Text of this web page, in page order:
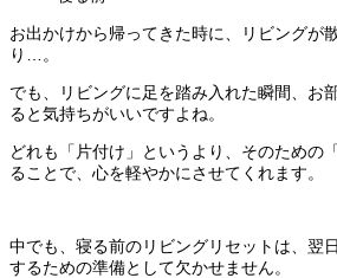
お出かけから帰ってきた時に、リビングが
り…。
でも、リビングに足を踏み入れた瞬間、お
ると気持ちがいいですよね。
どれも「片付け」というより、そのための
ることで、心を軽やかにさせてくれます。
中でも、寝る前のリビングリセットは、翌
するための準備として欠かせません。